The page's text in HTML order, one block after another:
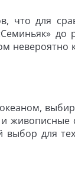
что для
до
невероятно
живописные
для